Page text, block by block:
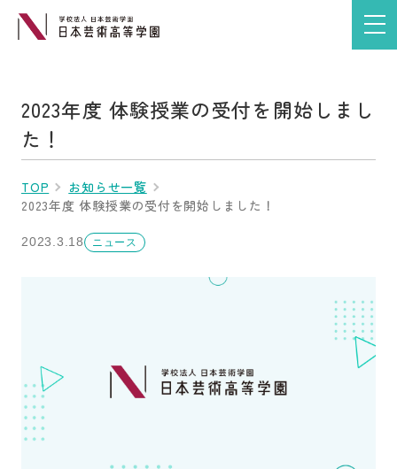
2023年度 体験授業の受付を開始しまし
た！
TOP
お知らせ一覧
2023年度 体験授業の受付を開始しました！
2023.3.18 ニュース